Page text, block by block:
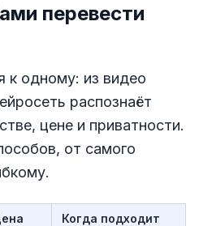
перевести
к одному: из видео
распознаёт
цене и приватности.
от самого
Когда подходит